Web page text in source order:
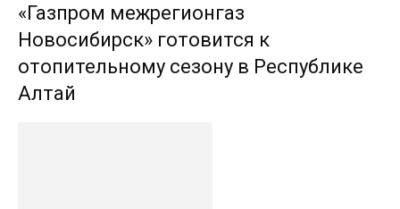
«Газпром межрегионгаз
Новосибирск» готовится к
отопительному сезону в Республике
Алтай